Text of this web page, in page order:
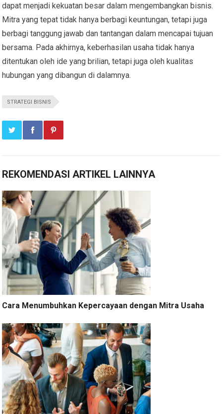
dapat menjadi kekuatan besar dalam mengembangkan bisnis.
Mitra yang tepat tidak hanya berbagi keuntungan, tetapi juga
berbagi tanggung jawab dan tantangan dalam mencapai tujuan
bersama. Pada akhirnya, keberhasilan usaha tidak hanya
ditentukan oleh ide yang brilian, tetapi juga oleh kualitas
hubungan yang dibangun di dalamnya.
STRATEGI BISNIS
REKOMENDASI ARTIKEL LAINNYA
Cara Menumbuhkan Kepercayaan dengan Mitra Usaha